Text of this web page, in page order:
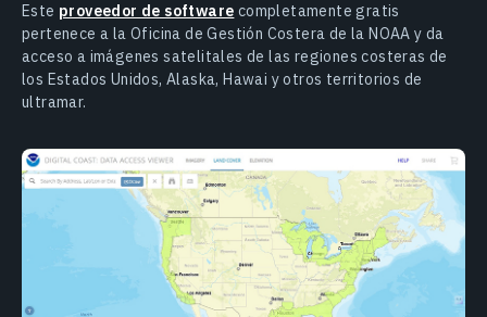
Este proveedor de software completamente gratis
pertenece a la Oficina de Gestión Costera de la NOAA y da
acceso a imágenes satelitales de las regiones costeras de
los Estados Unidos, Alaska, Hawai y otros territorios de
ultramar.